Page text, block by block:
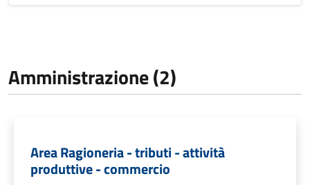
Amministrazione (2)
Area Ragioneria - tributi - attività
produttive - commercio